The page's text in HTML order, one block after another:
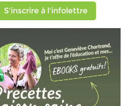
S'inscrire à l'infolettre